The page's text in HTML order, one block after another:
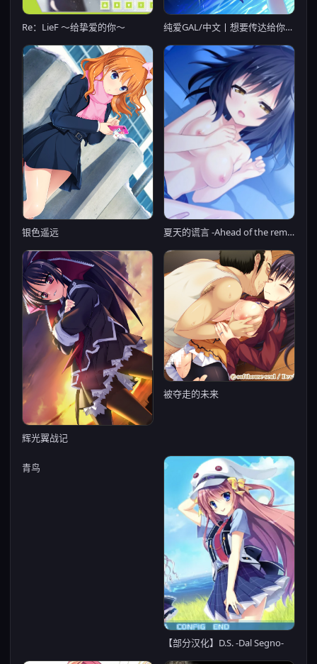
Re：LieF ～给挚爱的你～ 纯爱GAL/中文丨想要传达给你的爱恋 STEAM官方中文重制版+攻略新作/CV【20230818】
银色遥远 夏天的谎言 -Ahead of the reminiscence-
辉光翼战记
被夺走的未来
青鸟
【部分汉化】D.S. -Dal Segno-